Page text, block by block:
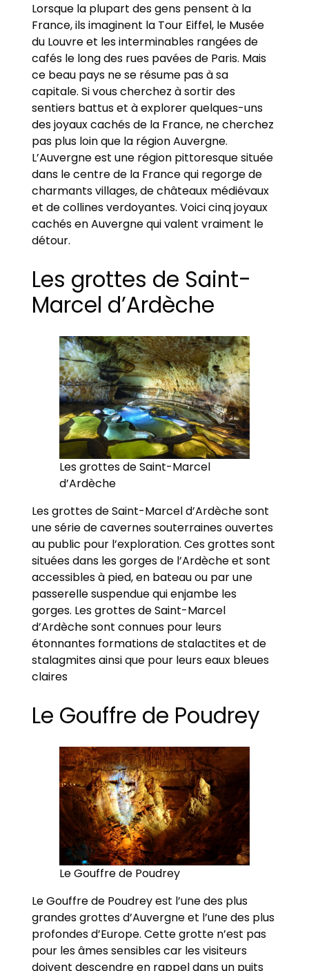
Lorsque la plupart des gens pensent à la
France, ils imaginent la Tour Eiffel, le Musée
du Louvre et les interminables rangées de
cafés le long des rues pavées de Paris. Mais
ce beau pays ne se résume pas à sa
capitale. Si vous cherchez à sortir des
sentiers battus et à explorer quelques-uns
des joyaux cachés de la France, ne cherchez
pas plus loin que la région Auvergne.
L’Auvergne est une région pittoresque située
dans le centre de la France qui regorge de
charmants villages, de châteaux médiévaux
et de collines verdoyantes. Voici cinq joyaux
cachés en Auvergne qui valent vraiment le
détour.
Les grottes de Saint-
Marcel d’Ardèche
Les grottes de Saint-Marcel
d’Ardèche
Les grottes de Saint-Marcel d’Ardèche sont
une série de cavernes souterraines ouvertes
au public pour l’exploration. Ces grottes sont
situées dans les gorges de l’Ardèche et sont
accessibles à pied, en bateau ou par une
passerelle suspendue qui enjambe les
gorges. Les grottes de Saint-Marcel
d’Ardèche sont connues pour leurs
étonnantes formations de stalactites et de
stalagmites ainsi que pour leurs eaux bleues
claires
Le Gouffre de Poudrey
Le Gouffre de Poudrey
Le Gouffre de Poudrey est l’une des plus
grandes grottes d’Auvergne et l’une des plus
profondes d’Europe. Cette grotte n’est pas
pour les âmes sensibles car les visiteurs
doivent descendre en rappel dans un puits